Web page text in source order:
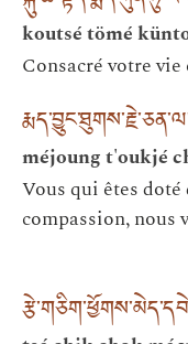
koutsé tömé
Consacré votre
méjoung t'oukjé
Vous qui êtes
compassion, nous